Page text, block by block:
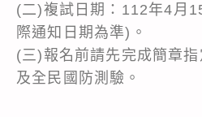
(二)複試日期：112年4月
際通知日期為準)。
(三)報名前請先完成簡章
及全民國防測驗。